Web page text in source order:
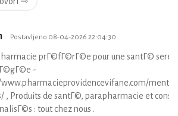
Postavljeno 08-04-2026 22:04:30
prГ©fГ©rГ©e pour une santГ©
-
, Produits de santГ©, parapharmacie et
: tout chez nous .